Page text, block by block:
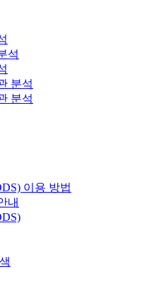
석
분석
분석
이용 방법
내